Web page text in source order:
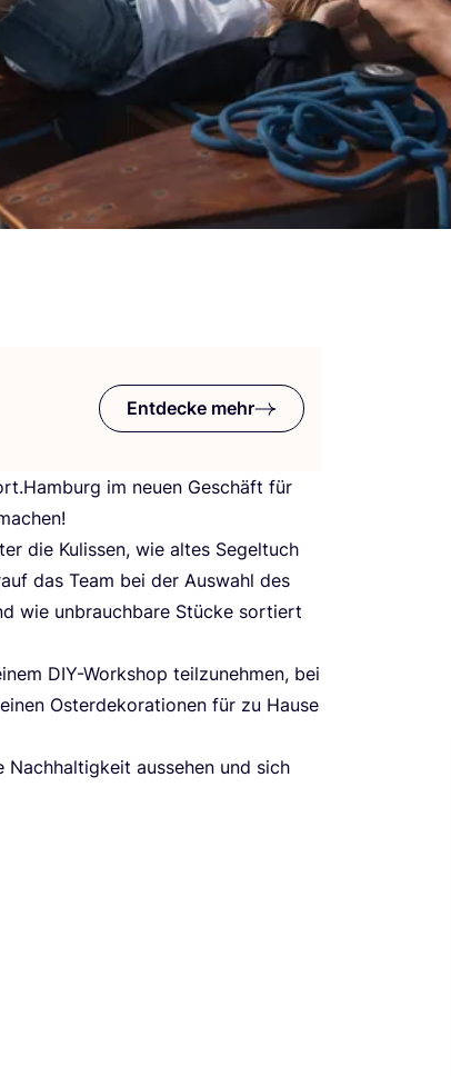
Entdecke mehr
im neu­en Geschäft für
die Kulis­sen, wie altes Segel­tuch
das Team bei der Aus­wahl des
wie unbrauch­ba­re Stü­cke sor­tiert
DIY-Work­shop teil­zu­neh­men, bei
Oster­de­ko­ra­tio­nen für zu Hau­se
aus­se­hen und sich